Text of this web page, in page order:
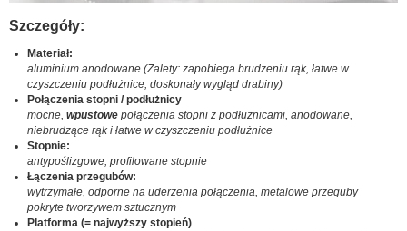
Szczegóły:
Materiał:
aluminium anodowane (Zalety: zapobiega brudzeniu rąk, łatwe w
czyszczeniu podłużnice, doskonały wygląd drabiny)
Połączenia stopni / podłużnicy
mocne, wpustowe połączenia stopni z podłużnicami, anodowane,
niebrudzące rąk i łatwe w czyszczeniu podłużnice
Stopnie:
antypoślizgowe, profilowane stopnie
Łączenia przegubów:
wytrzymałe, odporne na uderzenia połączenia, metalowe przeguby
pokryte tworzywem sztucznym
Platforma (= najwyższy stopień)